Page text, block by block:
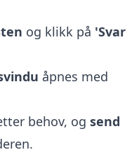
og klikk på 'Svar
åpnes med
behov, og send